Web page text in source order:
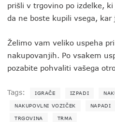
prišli v trgovino po izdelke,
da ne boste kupili vsega, kar
Želimo vam veliko uspeha
nakupovanjih. Po vsakem
pozabite pohvaliti vašega
Tags: IGRAČE IZPADI
NAKUPOVLNI VOZIČEK NAPADI
TRGOVINA TRMA